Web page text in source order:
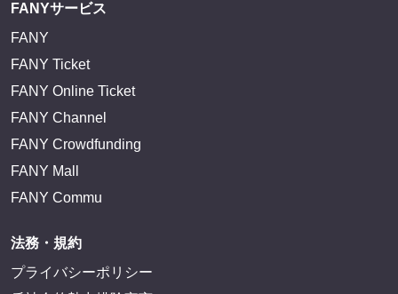
FANYサービス
FANY
FANY Ticket
FANY Online Ticket
FANY Channel
FANY Crowdfunding
FANY Mall
FANY Commu
法務・規約
プライバシーポリシー